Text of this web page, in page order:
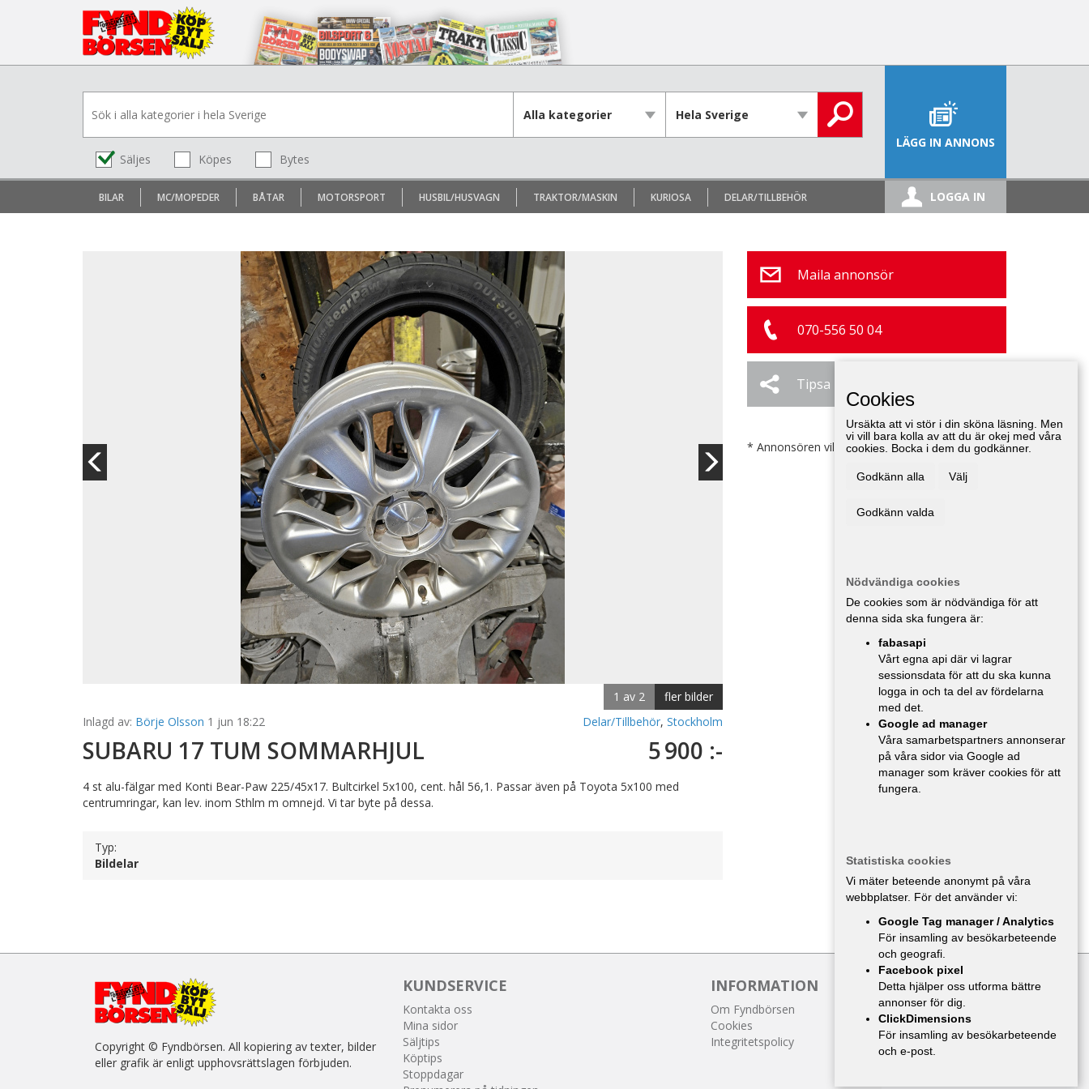
LÄGG IN ANNONS
LOGGA IN
BILAR MC/MOPEDER BÅTAR MOTORSPORT HUSBIL/HUSVAGN TRAKTOR/MASKIN KURIOSA DELAR/TILLBEHÖR
Säljes Köpes Bytes
fler bilder
1 av 2
Inlagd av: Börje Olsson 1 jun 18:22 Delar/Tillbehör, Stockholm
SUBARU 17 TUM SOMMARHJUL 5 900 :-
4 st alu-fälgar med Konti Bear-Paw 225/45x17. Bultcirkel 5x100, cent. hål 56,1. Passar även på Toyota 5x100 med
centrumringar, kan lev. inom Sthlm m omnejd. Vi tar byte på dessa.
Typ:
Bildelar
Maila annonsör
070-556 50 04
Tipsa
* Annonsören vill inte bli kontaktad av försäljare.
Copyright © Fyndbörsen. All kopiering av texter, bilder
eller grafik är enligt upphovsrättslagen förbjuden.
KUNDSERVICE
Kontakta oss
Mina sidor
Säljtips
Köptips
Stoppdagar
INFORMATION
Om Fyndbörsen
Cookies
Integritetspolicy
Cookies
Ursäkta att vi stör i din sköna läsning. Men
vi vill bara kolla av att du är okej med våra
cookies. Bocka i dem du godkänner.
Godkänn alla Välj
Godkänn valda
Nödvändiga cookies
De cookies som är nödvändiga för att
denna sida ska fungera är:
fabasapi
Vårt egna api där vi lagrar
sessionsdata för att du ska kunna
logga in och ta del av fördelarna
med det.
Google ad manager
Våra samarbetspartners annonserar
på våra sidor via Google ad
manager som kräver cookies för att
fungera.
Statistiska cookies
Vi mäter beteende anonymt på våra
webbplatser. För det använder vi:
Google Tag manager / Analytics
För insamling av besökarbeteende
och geografi.
Facebook pixel
Detta hjälper oss utforma bättre
annonser för dig.
ClickDimensions
För insamling av besökarbeteende
och e-post.